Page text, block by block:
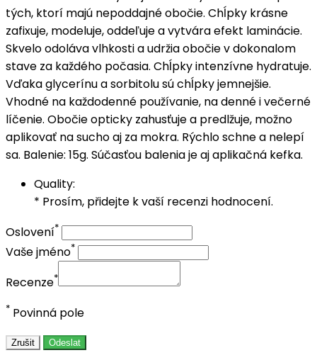
tých, ktorí majú nepoddajné obočie. Chĺpky krásne
zafixuje, modeluje, oddeľuje a vytvára efekt laminácie.
Skvelo odoláva vlhkosti a udržia obočie v dokonalom
stave za každého počasia. Chĺpky intenzívne hydratuje.
Vďaka glycerínu a sorbitolu sú chĺpky jemnejšie.
Vhodné na každodenné používanie, na denné i večerné
líčenie. Obočie opticky zahusťuje a predlžuje, možno
aplikovať na sucho aj za mokra. Rýchlo schne a nelepí
sa. Balenie: 15g. Súčasťou balenia je aj aplikačná kefka.
Quality:
* Prosím, přidejte k vaší recenzi hodnocení.
Oslovení*
Vaše jméno*
Recenze*
* Povinná pole
Zrušit Odeslat